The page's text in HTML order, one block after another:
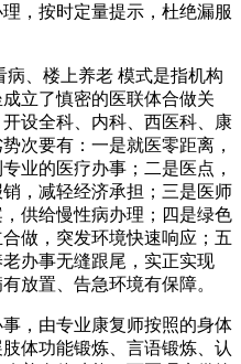
，按时定量提示，杜绝漏服
、楼上养老 模式是指机构
立了慎密的医联体合做关
设全科、内科、西医科、康
次要有：一是就医零距离，
业的医疗办事；二是医点，
，减轻经济承担；三是医师
供给慢性病办理；四是绿色
做，突发环境快速响应；五
办事无缝跟尾，实正实现
放置、告急环境有保障。
，由专业康复师按照的身体
体功能锻炼、言语锻炼、认